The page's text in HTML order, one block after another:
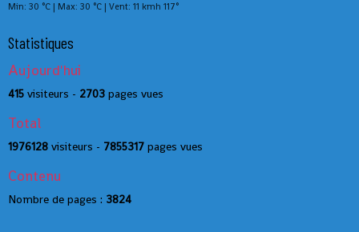
Min: 30 °C | Max: 30 °C | Vent: 11 kmh 117°
Statistiques
Aujourd'hui
415 visiteurs - 2703 pages vues
Total
1976128 visiteurs - 7855317 pages vues
Contenu
Nombre de pages : 3824